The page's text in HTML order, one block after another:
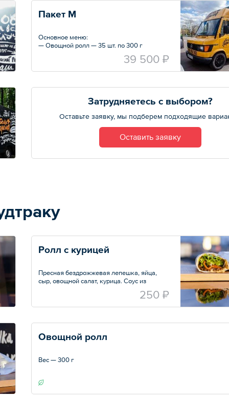
Пакет M
Основное меню:
— Овощной ролл — 35 шт. по 300 г
— Картофель фри — 35 шт. по 170 г
и сухариками — 35 шт. по 350 г
Десерты на выбор:
— Маффин с орехами — 35 шт. по 70 г
— Шарлотка с фруктами — 35 шт. по 70 г
200 мл
— Домашний лимонад в ассортименте — 35
порций по 500 мл
39 500 ₽
Затрудняетесь с выбором?
Оставьте заявку, мы подберем подходящие
Оставить заявку
Ролл с курицей
Пресная бездрожжевая лепешка, яйца,
сыр, овощной салат, курица. Соус из
(обезжиренный творог, 15% сметана, укроп
и корнишоны).
250 ₽
Овощной ролл
Вес — 300 г